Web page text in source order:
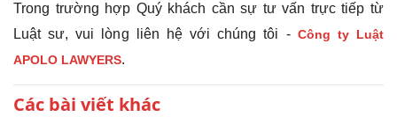
Trong trường hợp Quý khách cần sự tư vấn trực tiếp từ
Luật sư, vui lòng liên hệ với chúng tôi - Công ty Luật
APOLO LAWYERS.
Các bài viết khác